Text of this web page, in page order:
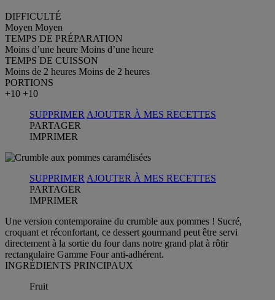
DIFFICULTÉ
Moyen Moyen
TEMPS DE PRÉPARATION
Moins d’une heure Moins d’une heure
TEMPS DE CUISSON
Moins de 2 heures Moins de 2 heures
PORTIONS
+10 +10
SUPPRIMER AJOUTER À MES RECETTES
PARTAGER
IMPRIMER
SUPPRIMER AJOUTER À MES RECETTES
PARTAGER
IMPRIMER
Une version contemporaine du crumble aux pommes ! Sucré,
croquant et réconfortant, ce dessert gourmand peut être servi
directement à la sortie du four dans notre grand plat à rôtir
rectangulaire Gamme Four anti-adhérent.
INGRÉDIENTS PRINCIPAUX
Fruit